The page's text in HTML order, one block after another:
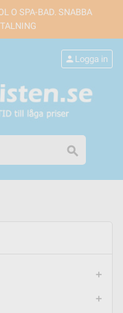
O SPA-BAD. SNABBA
search
person Logga in
add
add